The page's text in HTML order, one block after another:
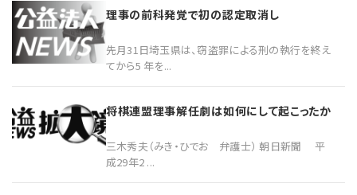
理事の前科発覚で初の認定取消し
先月31日埼玉県は、窃盗罪による刑の執行を終え
てから5 年を...
将棋連盟理事解任劇は如何にして起こったか
三木秀夫（みき・ひでお 弁護士） 朝日新聞 平
成29年2 ...